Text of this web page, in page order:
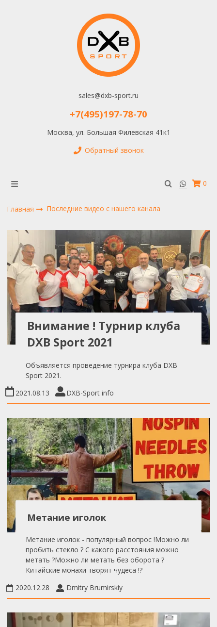
sales@dxb-sport.ru
+7(495)197-78-70
Москва, ул. Большая Филевская 41к1
Обратный звонок
0
Главная Последние видео с нашего канала
Внимание ! Турнир клуба
DXB Sport 2021
Объявляется проведение турнира клуба DXB
Sport 2021.
2021.08.13
DXB-Sport info
Метание иголок
Метание иголок - популярный вопрос !Можно ли
пробить стекло ? С какого расстояния можно
метать ?Можно ли метать без оборота ?
Китайские монахи творят чудеса !?
2020.12.28
Dmitry Brumirskiy